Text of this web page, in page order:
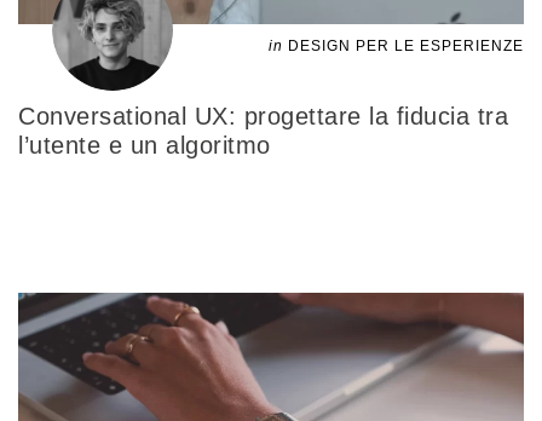
in DESIGN PER LE ESPERIENZE
Conversational UX: progettare la fiducia tra
l’utente e un algoritmo